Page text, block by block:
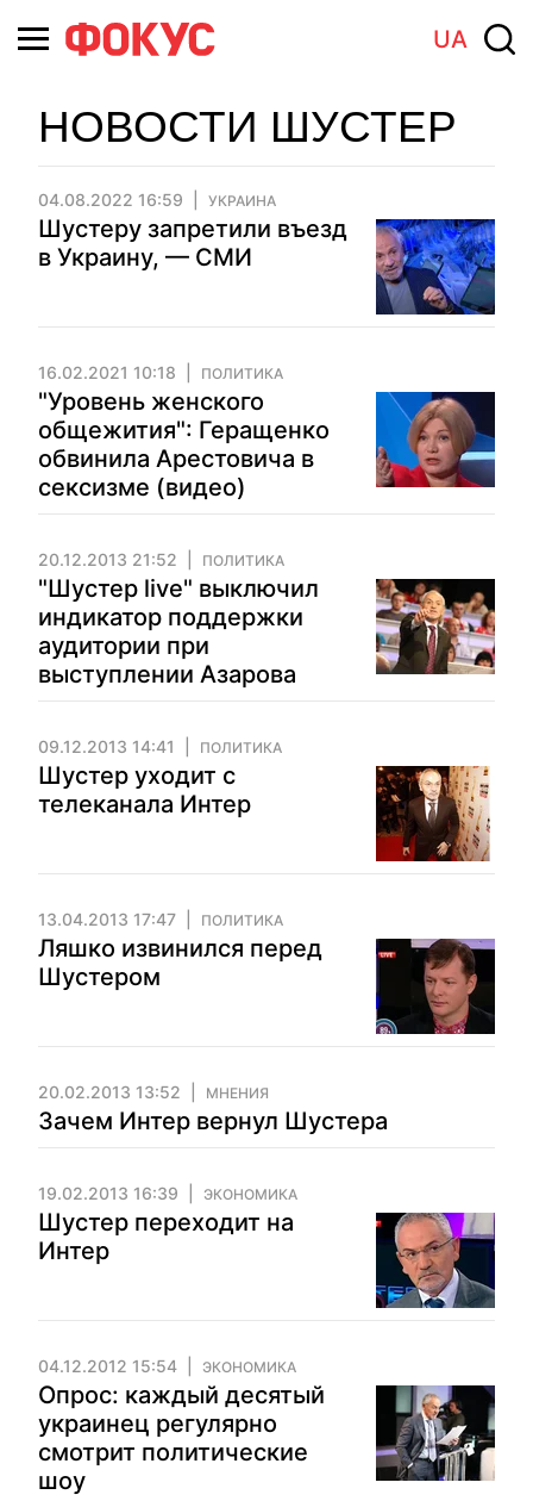
UA
НОВОСТИ ШУСТЕР
04.08.2022 16:59 УКРАИНА
Шустеру запретили въезд
в Украину, — СМИ
16.02.2021 10:18 ПОЛИТИКА
"Уровень женского
общежития": Геращенко
обвинила Арестовича в
сексизме (видео)
20.12.2013 21:52 ПОЛИТИКА
"Шустер live" выключил
индикатор поддержки
аудитории при
выступлении Азарова
09.12.2013 14:41 ПОЛИТИКА
Шустер уходит с
телеканала Интер
13.04.2013 17:47 ПОЛИТИКА
Ляшко извинился перед
Шустером
20.02.2013 13:52 МНЕНИЯ
Зачем Интер вернул Шустера
19.02.2013 16:39 ЭКОНОМИКА
Шустер переходит на
Интер
04.12.2012 15:54 ЭКОНОМИКА
Опрос: каждый десятый
украинец регулярно
смотрит политические
шоу